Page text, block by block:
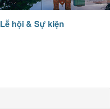
Lễ hội & Sự kiện